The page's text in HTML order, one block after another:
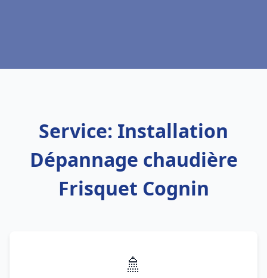
Service: Installation
Dépannage chaudière
Frisquet Cognin
🚿